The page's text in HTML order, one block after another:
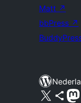
Matt ↗
bbPress ↗
Bezoek ons X (voorheen Twitter)
Bezoek onsBezoek